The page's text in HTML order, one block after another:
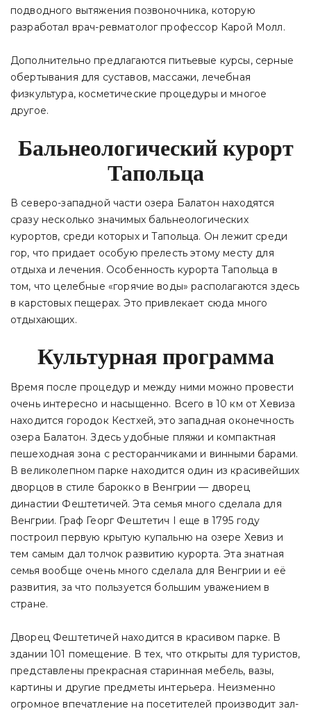
подводного вытяжения позвоночника, которую
разработал врач-ревматолог профессор Карой Молл.
Дополнительно предлагаются питьевые курсы, серные
обертывания для суставов, массажи, лечебная
физкультура, косметические процедуры и многое
другое.
Бальнеологический курорт
Тапольца
В северо-западной части озера Балатон находятся
сразу несколько значимых бальнеологических
курортов, среди которых и Тапольца. Он лежит среди
гор, что придает особую прелесть этому месту для
отдыха и лечения. Особенность курорта Тапольца в
том, что целебные «горячие воды» располагаются здесь
в карстовых пещерах. Это привлекает сюда много
отдыхающих.
Культурная программа
Время после процедур и между ними можно провести
очень интересно и насыщенно. Всего в 10 км от Хевиза
находится городок Кестхей, это западная оконечность
озера Балатон. Здесь удобные пляжи и компактная
пешеходная зона с ресторанчиками и винными барами.
В великолепном парке находится один из красивейших
дворцов в стиле барокко в Венгрии — дворец
династии Фештетичей. Эта семья много сделала для
Венгрии. Граф Георг Фештетич I еще в 1795 году
построил первую крытую купальню на озере Хевиз и
тем самым дал толчок развитию курорта. Эта знатная
семья вообще очень много сделала для Венгрии и её
развития, за что пользуется большим уважением в
стране.
Дворец Фештетичей находится в красивом парке. В
здании 101 помещение. В тех, что открыты для туристов,
представлены прекрасная старинная мебель, вазы,
картины и другие предметы интерьера. Неизменно
огромное впечатление на посетителей производит зал-